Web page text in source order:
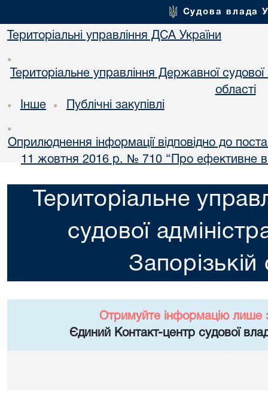
Судова влада
Територіальні управління ДСА України
•
Територіальне управління Державної судової
області
• Інше • Публічні закупівлі
•
Оприлюднення інформації відповідно до
11 жовтня 2016 р. № 710 “Про ефективне
Територіальне
судової
Запорізькій
Отримуйте інформацію лише
Єдиний Контакт-центр судової